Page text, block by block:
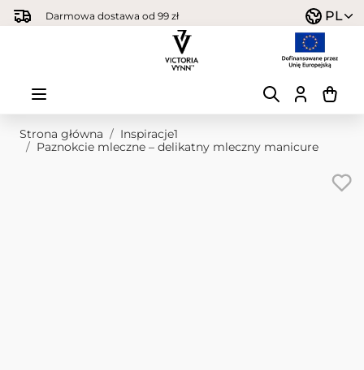
Przejdź do treści
Darmowa dostawa od 99 zł PL
Strona główna / Inspiracje1
/ Paznokcie mleczne – delikatny mleczny manicure